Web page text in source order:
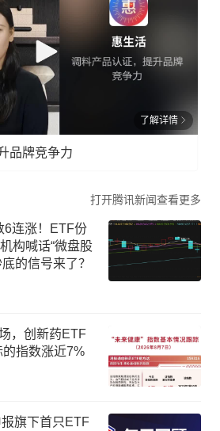
了解详情
品牌竞争力
打开腾讯新闻查看更多
6连涨！ETF份
构喊话“微盘股
的信号来了？
，创新药ETF
指数涨近7%
旗下首只ETF